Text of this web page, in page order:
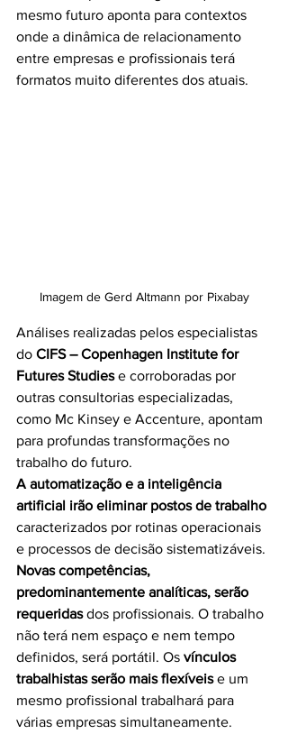
mesmo futuro aponta para contextos
onde a dinâmica de relacionamento
entre empresas e profissionais terá
formatos muito diferentes dos atuais.
Imagem de Gerd Altmann por Pixabay
Análises realizadas pelos especialistas
do CIFS – Copenhagen Institute for
Futures Studies e corroboradas por
outras consultorias especializadas,
como Mc Kinsey e Accenture, apontam
para profundas transformações no
trabalho do futuro.
A automatização e a inteligência
artificial irão eliminar postos de trabalho
caracterizados por rotinas operacionais
e processos de decisão sistematizáveis.
Novas competências,
predominantemente analíticas, serão
requeridas dos profissionais. O trabalho
não terá nem espaço e nem tempo
definidos, será portátil. Os vínculos
trabalhistas serão mais flexíveis e um
mesmo profissional trabalhará para
várias empresas simultaneamente.